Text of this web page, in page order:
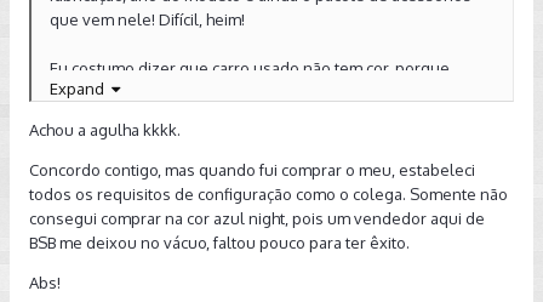
que vem nele! Difícil, heim!
Eu costumo dizer que carro usado não tem cor, porque
procuro o que está em melhor estado.
Tente abrir mão de alguma coisa, que pode facilitar pra você.
Enviado de meu SM-A520F usando o Tapatalk
Expand
Achou a agulha kkkk.
Concordo contigo, mas quando fui comprar o meu, estabeleci
todos os requisitos de configuração como o colega. Somente não
consegui comprar na cor azul night, pois um vendedor aqui de
BSB me deixou no vácuo, faltou pouco para ter êxito.
Abs!